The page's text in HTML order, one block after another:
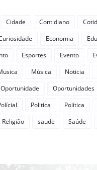
Cidade Contidiano
Economia
Esportes Evento
Música Noticia
Oportunidade Oportunidades
Politica Política
Religião saude Saúde